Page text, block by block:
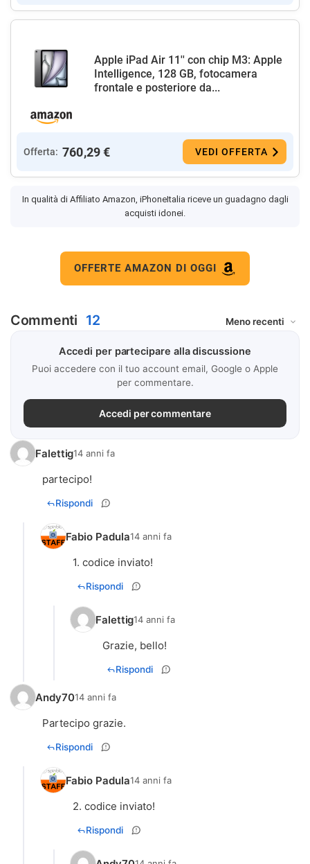
Apple iPad Air 11'' con chip M3: Apple
Intelligence, 128 GB, fotocamera
frontale e posteriore da...
Offerta: 760,29 € VEDI OFFERTA
In qualità di Affiliato Amazon, iPhoneItalia riceve un guadagno dagli
acquisti idonei.
OFFERTE AMAZON DI OGGI
Commenti 12
Accedi per partecipare alla discussione
Puoi accedere con il tuo account email, Google o Apple
per commentare.
Accedi per commentare
Falettig14 anni fa
partecipo!
Rispondi
Fabio Padula14 anni fa
1. codice inviato!
Rispondi
Falettig14 anni fa
Grazie, bello!
Rispondi
Andy7014 anni fa
Partecipo grazie.
Rispondi
Fabio Padula14 anni fa
2. codice inviato!
Rispondi